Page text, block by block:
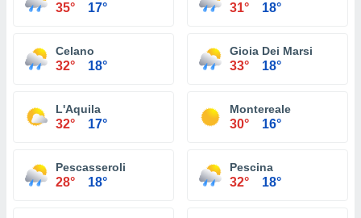
35° 17° 31° 18°
Celano
32° 18°
Gioia Dei Marsi
33° 18°
L'Aquila
32° 17°
Montereale
30° 16°
Pescasseroli
28° 18°
Pescina
32° 18°